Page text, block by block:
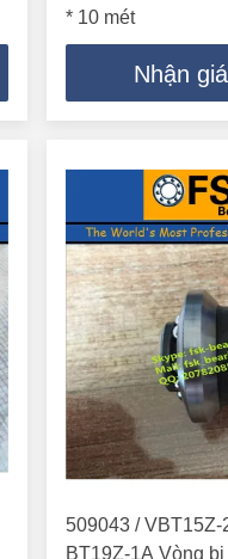
* 10 mét
Nhận
509043 / VBT15Z-
BT19Z-1A Vòng